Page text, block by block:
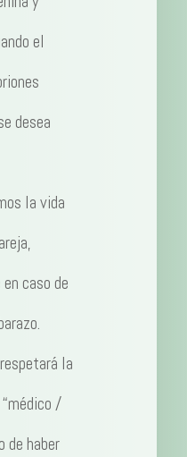
el
desea
la vida
caso de
la
/
de haber